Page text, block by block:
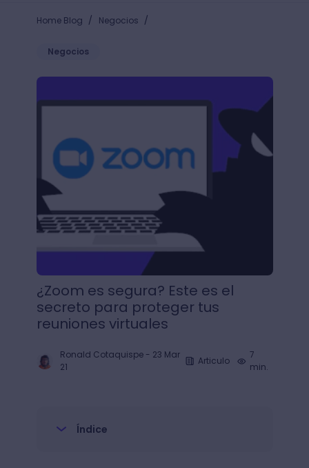
Home Blog / Negocios /
Negocios
¿Zoom es segura? Este es el secreto para
¿Zoom es segura? Este es el
secreto para proteger tus
reuniones virtuales
Ronald Cotaquispe- 23 Mar
21
Articulo
7
min.
Índice